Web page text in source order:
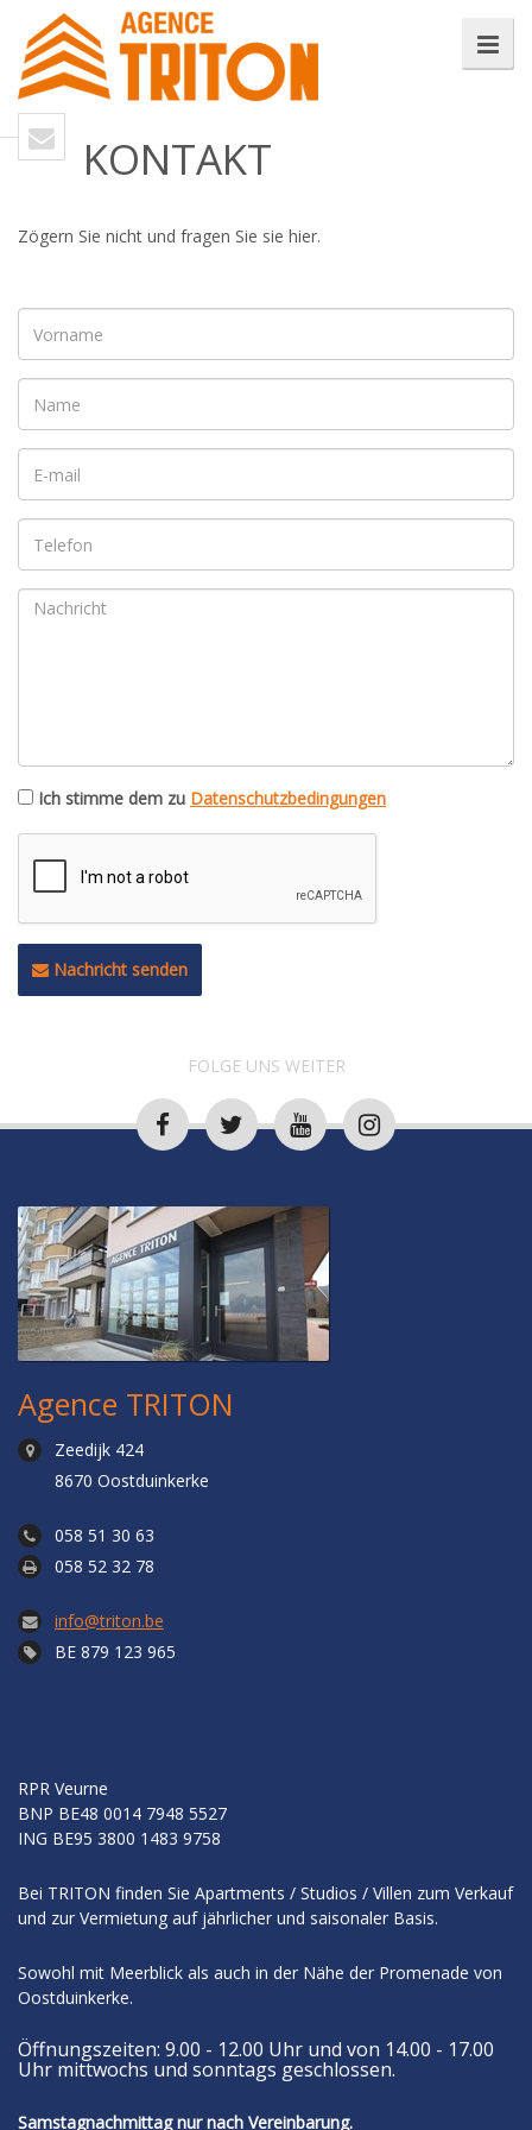
KONTAKT
Zögern Sie nicht und fragen Sie sie hier.
Ich stimme dem zu Datenschutzbedingungen
Nachricht senden
FOLGE UNS WEITER
Agence TRITON
Zeedijk 424
8670 Oostduinkerke
058 51 30 63
058 52 32 78
info@triton.be
BE 879 123 965
RPR Veurne
BNP BE48 0014 7948 5527
ING BE95 3800 1483 9758
Bei TRITON finden Sie Apartments / Studios / Villen zum Verkauf
und zur Vermietung auf jährlicher und saisonaler Basis.
Sowohl mit Meerblick als auch in der Nähe der Promenade von
Oostduinkerke.
Öffnungszeiten: 9.00 - 12.00 Uhr und von 14.00 - 17.00
Uhr mittwochs und sonntags geschlossen.
Samstagnachmittag nur nach Vereinbarung.